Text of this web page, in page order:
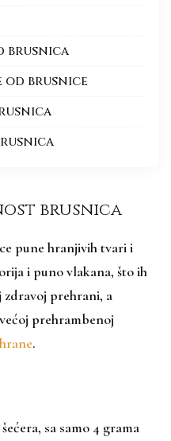
brusnica
od brusnice
brusnica
pune hranjivih tvari i
i puno vlakana, što ih
prehrani, a
prehrambenoj
.
sa samo 4 grama